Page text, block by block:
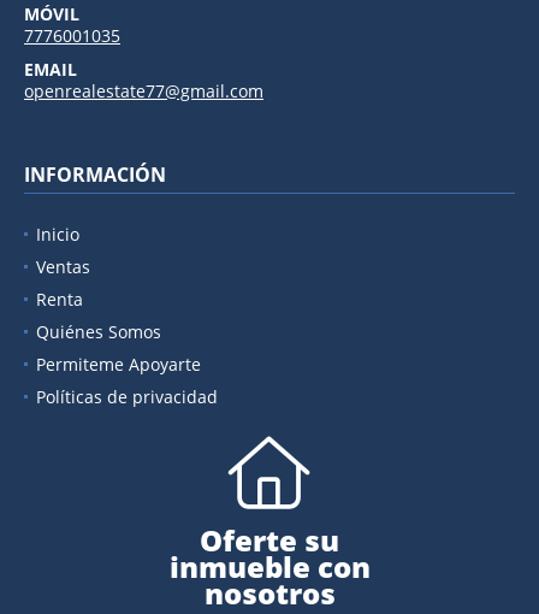
MÓVIL
7776001035
EMAIL
openrealestate77@gmail.com
INFORMACIÓN
Inicio
Ventas
Renta
Quiénes Somos
Permiteme Apoyarte
Políticas de privacidad
Oferte su
inmueble con
nosotros